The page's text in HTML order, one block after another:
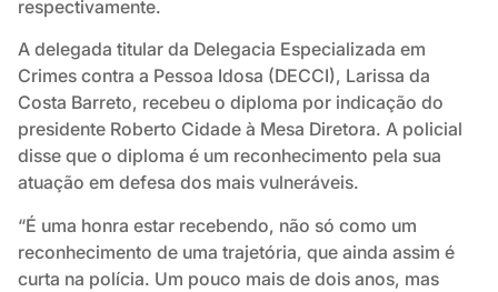
respectivamente.
A delegada titular da Delegacia Especializada em
Crimes contra a Pessoa Idosa (DECCI), Larissa da
Costa Barreto, recebeu o diploma por indicação do
presidente Roberto Cidade à Mesa Diretora. A policial
disse que o diploma é um reconhecimento pela sua
atuação em defesa dos mais vulneráveis.
“É uma honra estar recebendo, não só como um
reconhecimento de uma trajetória, que ainda assim é
curta na polícia. Um pouco mais de dois anos, mas